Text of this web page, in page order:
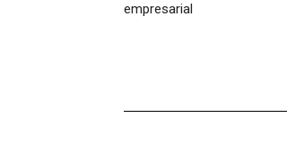
empresarial